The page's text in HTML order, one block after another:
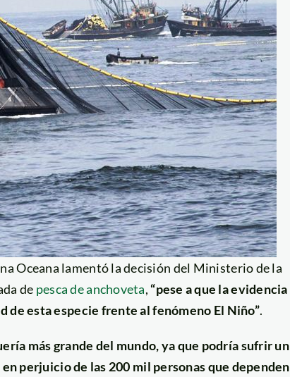
Oceana lamentó la decisión del Ministerio de la
de pesca de anchoveta, “pese a que la evidencia
esta especie frente al fenómeno El Niño”.
más grande del mundo, ya que podría sufrir un
perjuicio de las 200 mil personas que dependen